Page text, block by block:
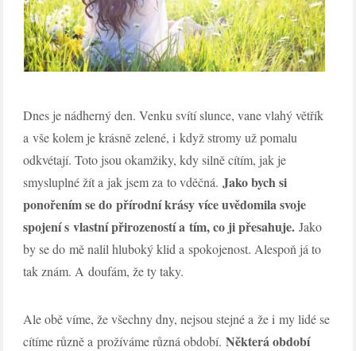
Dnes je nádherný den. Venku svítí slunce, vane vlahý větřík
a vše kolem je krásně zelené, i když stromy už pomalu
odkvétají. Toto jsou okamžiky, kdy silně cítím, jak je
smysluplné žít a jak jsem za to vděčná.Jako bych si
ponořením se do přírodní krásy více uvědomila svoje
spojení s vlastní přirozeností a tím, co ji přesahuje.Jako
by se do mě nalil hluboký klid a spokojenost. Alespoň já to
tak znám. A doufám, že ty taky.
Ale obě víme, že všechny dny, nejsou stejné a že i my lidé se
cítíme různě a prožíváme různá období.Některá období